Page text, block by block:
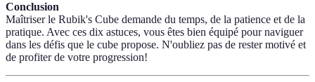
Conclusion
Maîtriser le Rubik's Cube demande du temps, de la patience et de la
pratique. Avec ces dix astuces, vous êtes bien équipé pour naviguer
dans les défis que le cube propose. N'oubliez pas de rester motivé et
de profiter de votre progression!